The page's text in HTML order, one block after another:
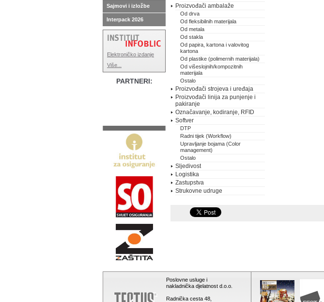
Proizvođači ambalaže
Od drva
Od fleksibilnih materijala
Od metala
Od stakla
Od papira, kartona i valovitog
kartona
Od plastike (polimernih materijala)
Od višeslojnih/kompozitnih
materijala
Ostalo
Proizvođači strojeva i uređaja
Proizvođači linija za punjenje i
pakiranje
Označavanje, kodiranje, RFID
Softver
DTP
Radni tijek (Workflow)
Upravljanje bojama (Color
management)
Ostalo
Sljedivost
Logistika
Zastupstva
Strukovne udruge
Sajmovi i izložbe
Interpack 2026
Elektroničko izdanje
Više...
PARTNERI:
Poslovne usluge i
nakladnička djelatnost d.o.o.
Radnička cesta 48,